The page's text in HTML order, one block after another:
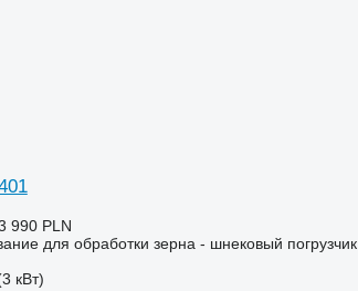
990 PLN
для обработки зерна - шнековый погрузчик
кВт)